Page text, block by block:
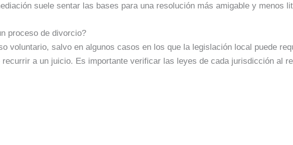
suele sentar las bases para una resolución más amigable y menos
proceso de divorcio?
voluntario, salvo en algunos casos en los que la legislación local puede
a un juicio. Es importante verificar las leyes de cada jurisdicción al